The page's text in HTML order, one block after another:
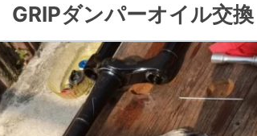
ダンパーオイル交換